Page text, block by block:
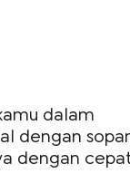
dalam
dengan
dengan